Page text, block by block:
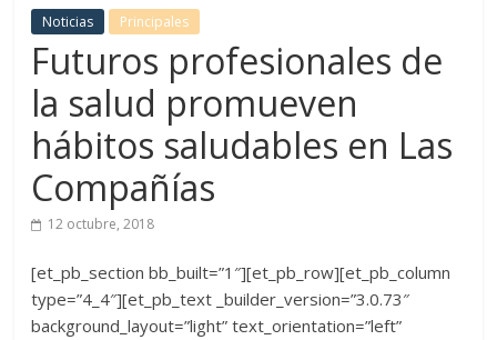
Noticias Principales
Futuros profesionales de
la salud promueven
hábitos saludables en Las
Compañías
12 octubre, 2018
[et_pb_section bb_built=”1″][et_pb_row][et_pb_column
type=”4_4″][et_pb_text _builder_version=”3.0.73″
background_layout=”light” text_orientation=”left”